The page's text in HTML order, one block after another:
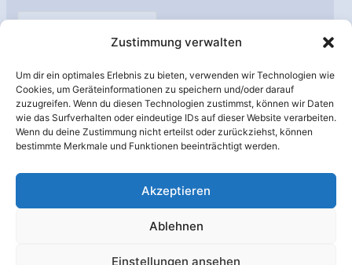
Zustimmung verwalten
Um dir ein optimales Erlebnis zu bieten, verwenden wir Technologien wie
Cookies, um Geräteinformationen zu speichern und/oder darauf
zuzugreifen. Wenn du diesen Technologien zustimmst, können wir Daten
wie das Surfverhalten oder eindeutige IDs auf dieser Website verarbeiten.
Wenn du deine Zustimmung nicht erteilst oder zurückziehst, können
bestimmte Merkmale und Funktionen beeinträchtigt werden.
Akzeptieren
Ablehnen
Einstellungen ansehen
A
h
i
v
Unterstützt von: